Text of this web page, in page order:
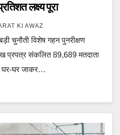
लक्ष्य पूरा
KI AWAZ
चुनौती विशेष गहन पुनरीक्षण
प्रपत्र संकलित 89,689 मतदाता
घर-घर जाकर…